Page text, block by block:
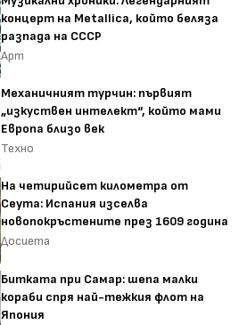
концерт на Metallica, който беляза
разпада на СССР
Арт
Механичният турчин: първият
„изкуствен интелект“, който мами
Европа близо век
Техно
На четирийсет километра от
Сеута: Испания изселва
новопокръстените през 1609 година
Досиета
Битката при Самар: шепа малки
кораби спря най-тежкия флот на
Япония